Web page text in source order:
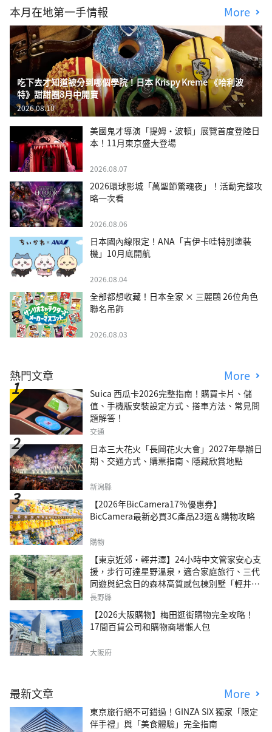
本月在地第一手情報 More
吃下去才知道被分到哪個學院！日本 Krispy Kreme 《哈利波
特》甜甜圈8月中開賣
2026.08.10
美國鬼才導演「提姆・波頓」展覽首度登陸日
本！11月東京盛大登場
2026.08.07
2026環球影城「萬聖節驚魂夜」！活動完整攻
略一次看
2026.08.06
日本國內線限定！ANA「吉伊卡哇特別塗裝
機」10月底開航
2026.08.04
全部都想收藏！日本全家 × 三麗鷗 26位角色
聯名吊飾
2026.08.03
熱門文章 More
Suica 西瓜卡2026完整指南！購買卡片、儲
值、手機版安裝設定方式、搭車方法、常見問
題解答！
交通
日本三大花火「長岡花火大會」2027年舉辦日
期、交通方式、購票指南、隱藏欣賞地點
新潟縣
【2026年BicCamera17％優惠券】
BicCamera最新必買3C產品23選＆購物攻略
購物
【東京近郊・輕井澤】24小時中文管家安心支
援，步行可達星野溫泉，適合家庭旅行、三代
同遊與紀念日的森林高質感包棟別墅「輕井澤
森四季VILLA」
長野縣
【2026大阪購物】梅田逛街購物完全攻略！
17間百貨公司和購物商場懶人包
大阪府
最新文章 More
東京旅行絕不可錯過！GINZA SIX 獨家「限定
伴手禮」與「美食體驗」完全指南